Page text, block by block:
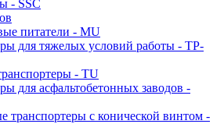
- SSC
питатели - MU
для тяжелых условий работы - TP-
- TU
для асфальтобетонных заводов -
транспортеры с конической винтом -